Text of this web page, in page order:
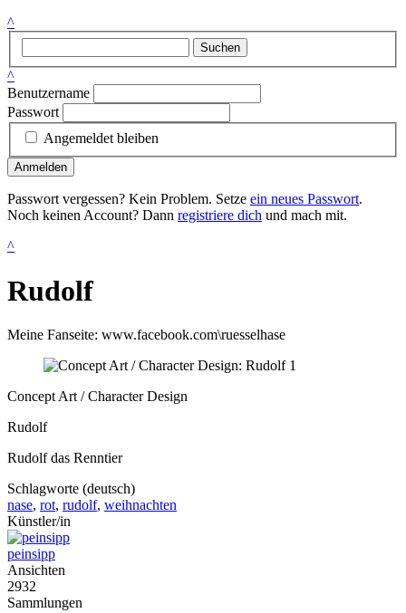
^
Suchen
^
Benutzername
Passwort
Angemeldet bleiben
Anmelden
Passwort vergessen? Kein Problem. Setze ein neues Passwort.
Noch keinen Account? Dann registriere dich und mach mit.
^
Rudolf
Meine Fanseite: www.facebook.com\ruesselhase
Concept Art / Character Design
Rudolf
Rudolf das Renntier
Schlagworte (deutsch)
nase, rot, rudolf, weihnachten
Künstler/in
peinsipp
Ansichten
2932
Sammlungen